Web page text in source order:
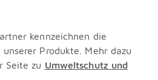
kennzeichnen die
Produkte. Mehr dazu
Seite zu Umweltschutz und